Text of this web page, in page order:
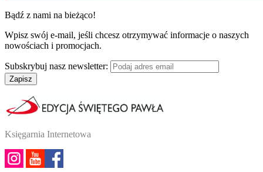
Bądź z nami na bieżąco!
Wpisz swój e-mail, jeśli chcesz otrzymywać informacje o naszych
nowościach i promocjach.
Subskrybuj nasz newsletter:
Zapisz
Księgarnia Internetowa